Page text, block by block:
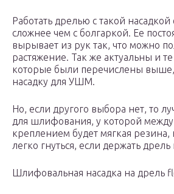
Работать дрелью с такой
сложнее чем с болгаркой. Ее
вырывает из рук так, что можно
растяжение. Так же актуальны и те
которые были перечислены выше,
насадку для УШМ.
Но, если другого выбора нет, то
для шлифования, у которой
креплением будет мягкая резина,
легко гнуться, если держать
Шлифовальная насадка на дрель